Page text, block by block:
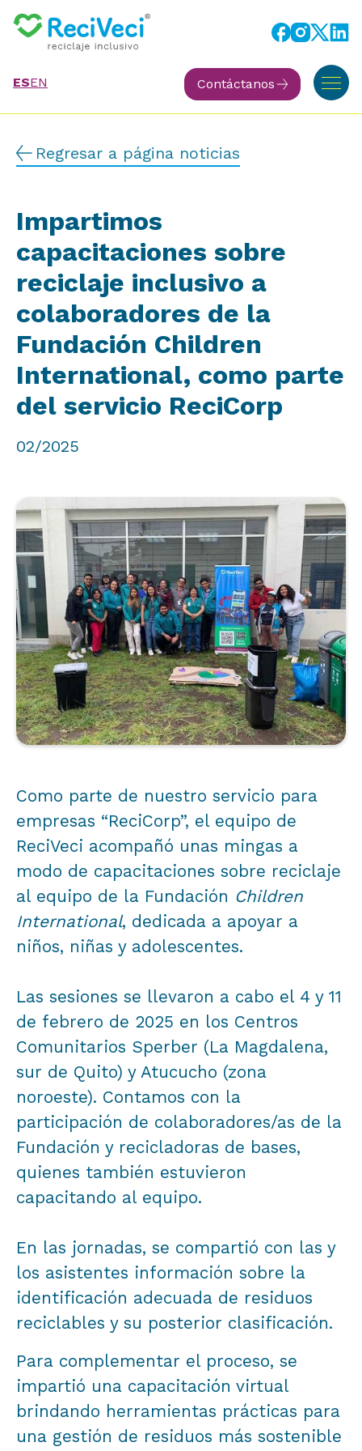
ESEN Contáctanos
Regresar a página noticias
Impartimos
capacitaciones sobre
reciclaje inclusivo a
colaboradores de la
Fundación Children
International, como parte
del servicio ReciCorp
02/2025
Como parte de nuestro servicio para
empresas “ReciCorp”, el equipo de
ReciVeci acompañó unas mingas a
modo de capacitaciones sobre reciclaje
al equipo de la Fundación Children
International, dedicada a apoyar a
niños, niñas y adolescentes.
Las sesiones se llevaron a cabo el 4 y 11
de febrero de 2025 en los Centros
Comunitarios Sperber (La Magdalena,
sur de Quito) y Atucucho (zona
noroeste). Contamos con la
participación de colaboradores/as de la
Fundación y recicladoras de bases,
quienes también estuvieron
capacitando al equipo.
En las jornadas, se compartió con las y
los asistentes información sobre la
identificación adecuada de residuos
reciclables y su posterior clasificación.
Para complementar el proceso, se
impartió una capacitación virtual
brindando herramientas prácticas para
una gestión de residuos más sostenible